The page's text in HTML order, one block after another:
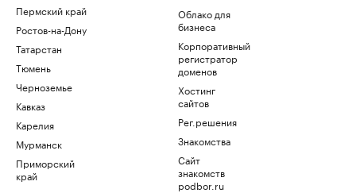
Пермский край
Ростов-на-Дону
Татарстан
Тюмень
Черноземье
Кавказ
Карелия
Мурманск
Приморский
край
Облако для
бизнеса
Корпоративный
регистратор
доменов
Хостинг
сайтов
Рег.решения
Знакомства
Сайт
знакомств
podbor.ru